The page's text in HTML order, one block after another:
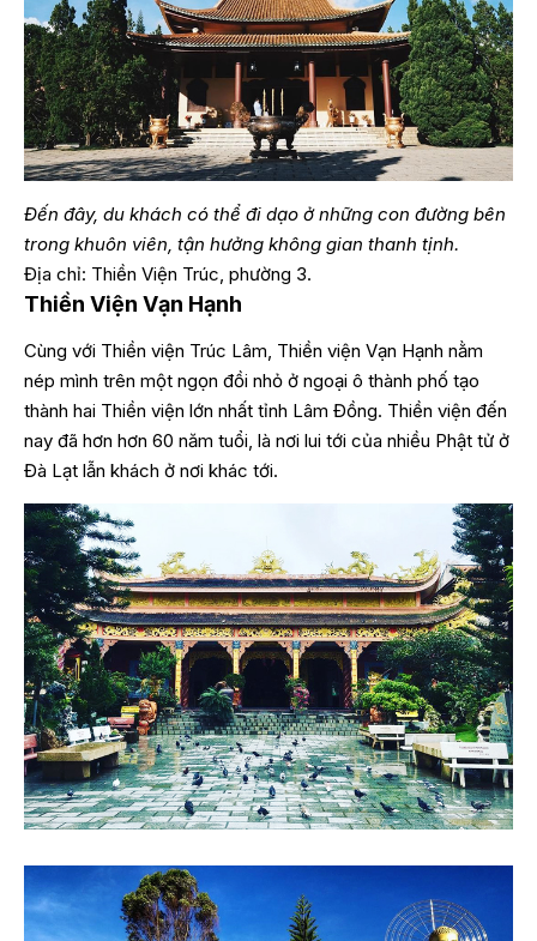
Đến đây, du khách có thể đi dạo ở những con đường bên
trong khuôn viên, tận hưởng không gian thanh tịnh.
Địa chỉ: Thiền Viện Trúc, phường 3.
Thiền Viện Vạn Hạnh
Cùng với Thiền viện Trúc Lâm, Thiền viện Vạn Hạnh nằm
nép mình trên một ngọn đồi nhỏ ở ngoại ô thành phố tạo
thành hai Thiền viện lớn nhất tỉnh Lâm Đồng. Thiền viện đến
nay đã hơn hơn 60 năm tuổi, là nơi lui tới của nhiều Phật tử ở
Đà Lạt lẫn khách ở nơi khác tới.